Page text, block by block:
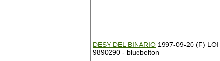
DESY DEL BINARIO 1997-09-20 (F) LOI
9890290 - bluebelton